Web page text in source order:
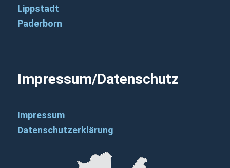
Lippstadt
Paderborn
Impressum/Datenschutz
Impressum
Datenschutzerklärung